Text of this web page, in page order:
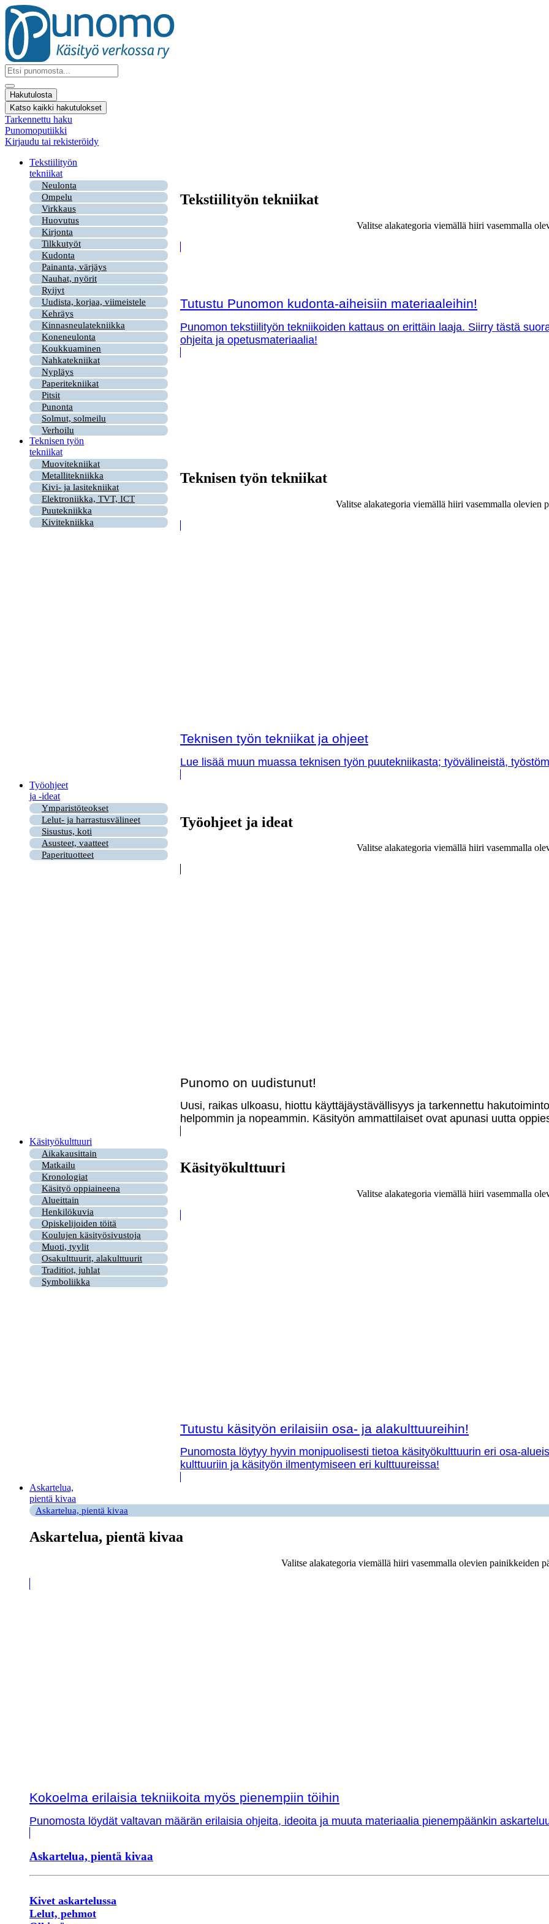
Mene
sisältöön
Search
...
Hakutulosta
Katso kaikki hakutulokset
Tarkennettu haku
Punomoputiikki
Kirjaudu tai rekisteröidy
Tekstiilityön
tekniikat
Neulonta
Ompelu
Virkkaus
Huovutus
Kirjonta
Tilkkutyöt
Kudonta
Painanta, värjäys
Nauhat, nyörit
Ryijyt
Uudista, korjaa, viimeistele
Kehräys
Kinnasneulatekniikka
Koneneulonta
Koukkuaminen
Nahkatekniikat
Nypläys
Paperitekniikat
Pitsit
Punonta
Solmut, solmeilu
Verhoilu
Tekstiilityön tekniikat
Valitse alakategoria viemällä hiiri vasemmalla
Tutustu Punomon kudonta-aiheisiin materiaaleihin!
Punomon tekstiilityön tekniikoiden kattaus on erittäin laaja. Siirry tästä
ohjeita ja opetusmateriaalia!
Teknisen työn
tekniikat
Muovitekniikat
Metallitekniikka
Kivi- ja lasitekniikat
Elektroniikka, TVT, ICT
Puutekniikka
Kivitekniikka
Teknisen työn tekniikat
Valitse alakategoria viemällä hiiri vasemmalla olevien
Teknisen työn tekniikat ja ohjeet
Lue lisää muun muassa teknisen työn puutekniikasta; työvälineistä,
Työohjeet
ja -ideat
Ymparistöteokset
Lelut- ja harrastusvälineet
Sisustus, koti
Asusteet, vaatteet
Paperituotteet
Työohjeet ja ideat
Valitse alakategoria viemällä hiiri vasemmalla
Punomo on uudistunut!
Uusi, raikas ulkoasu, hiottu käyttäjäystävällisyys ja tarkennettu
helpommin ja nopeammin. Käsityön ammattilaiset ovat apunasi uutta
Käsityökulttuuri
Aikakausittain
Matkailu
Kronologiat
Käsityö oppiaineena
Alueittain
Henkilökuvia
Opiskelijoiden töitä
Koulujen käsityösivustoja
Muoti, tyylit
Osakulttuurit, alakulttuurit
Traditiot, juhlat
Symboliikka
Käsityökulttuuri
Valitse alakategoria viemällä hiiri vasemmalla
Tutustu käsityön erilaisiin osa- ja alakulttuureihin!
Punomosta löytyy hyvin monipuolisesti tietoa käsityökulttuurin eri osa-
kulttuuriin ja käsityön ilmentymiseen eri kulttuureissa!
Askartelua,
pientä kivaa
Askartelua, pientä kivaa
Askartelua, pientä kivaa
Valitse alakategoria viemällä hiiri vasemmalla olevien painikkeiden
Kokoelma erilaisia tekniikoita myös pienempiin töihin
Punomosta löydät valtavan määrän erilaisia ohjeita, ideoita ja muuta materiaalia pienempäänkin
Askartelua, pientä kivaa
Kivet askartelussa
Lelut, pehmot